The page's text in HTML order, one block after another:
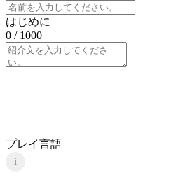
はじめに
0 / 1000
プレイ言語
i